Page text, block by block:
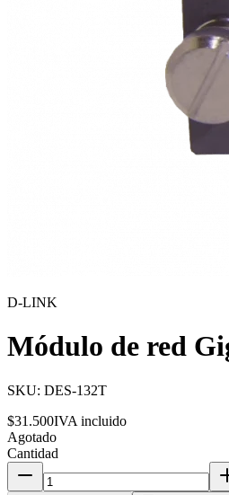
D-LINK
Módulo de red
SKU: DES-132T
$31.500IVA incluido
Agotado
Cantidad